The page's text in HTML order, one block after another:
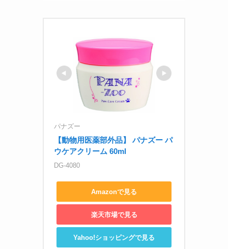
パナズー
【動物用医薬部外品】 パナズー パ
ウケアクリーム 60ml
DG-4080
Amazonで見る
楽天市場で見る
Yahoo!ショッピングで見る